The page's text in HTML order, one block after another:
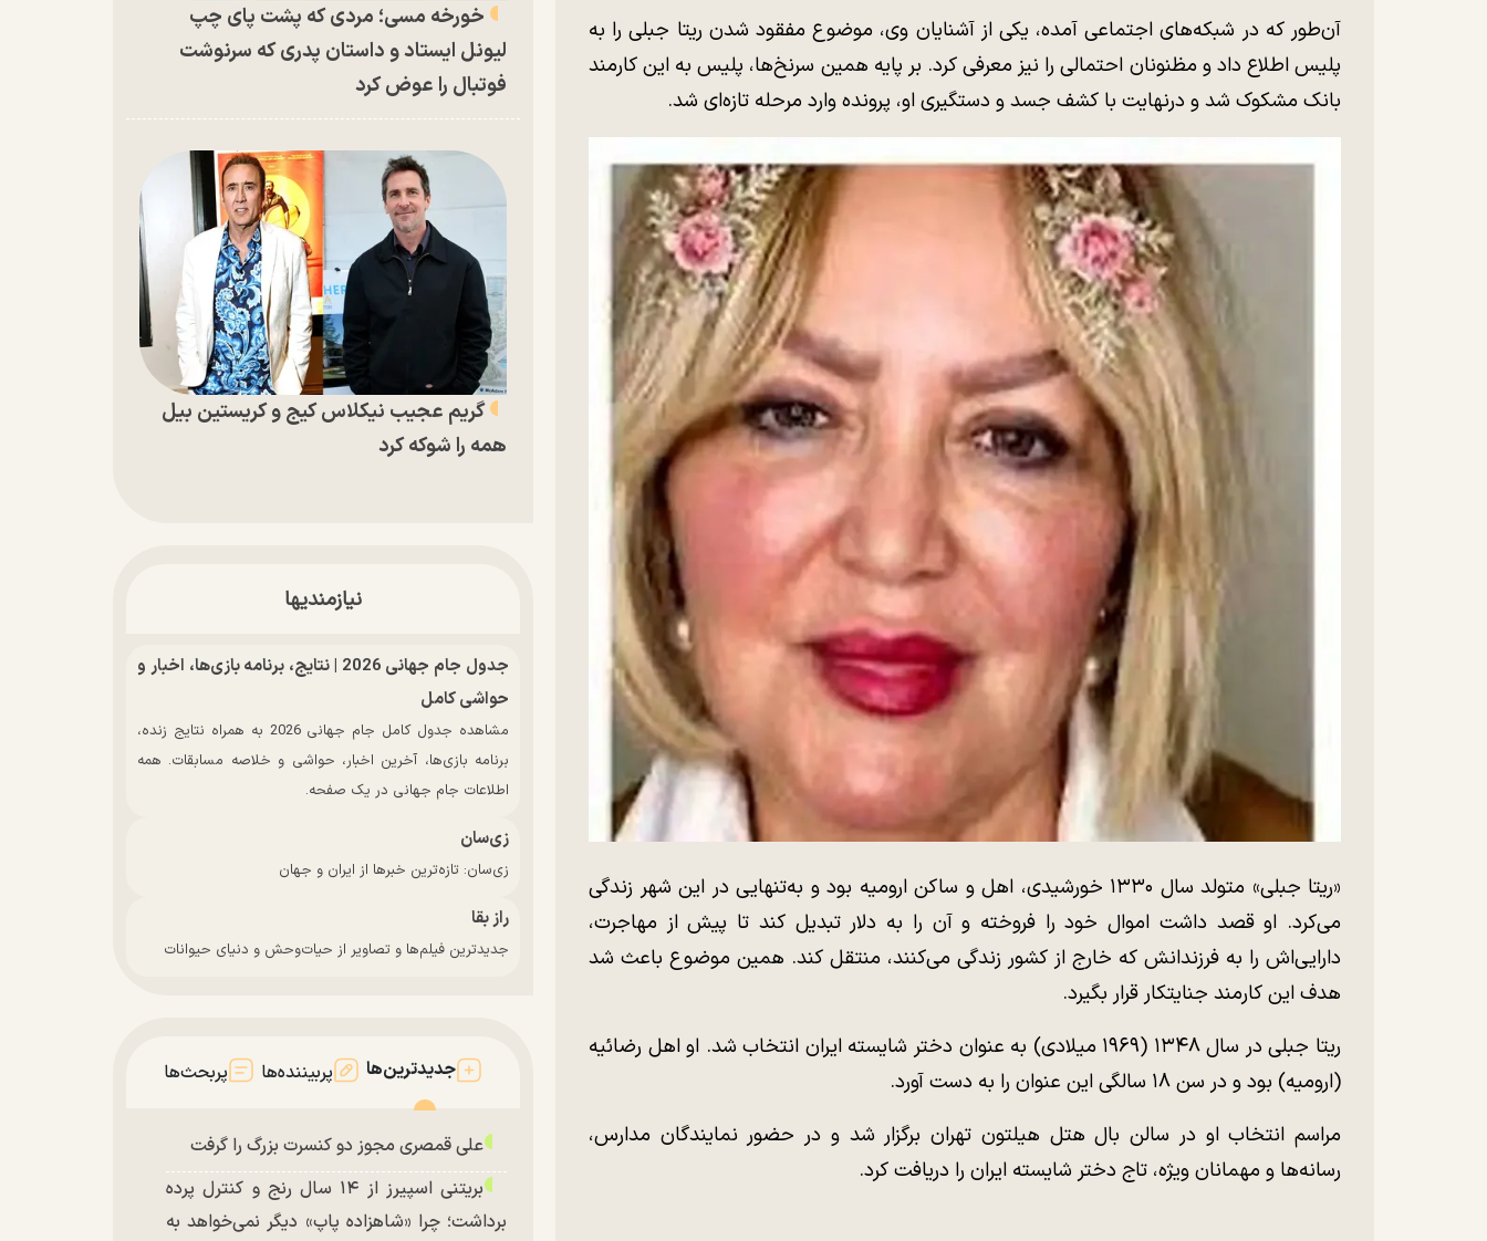
آن‌طور که در شبکه‌های اجتماعی آمده، یکی از آشنایان وی، موضوع مفقود شدن ریتا جبلی را به
پلیس اطلاع داد و مظنونان احتمالی را نیز معرفی کرد. بر پایه همین سرنخ‌ها، پلیس به این کارمند
بانک مشکوک شد و درنهایت با کشف جسد و دستگیری او، پرونده وارد مرحله تازه‌ای شد.
«ریتا جبلی» متولد سال ۱۳۳۰ خورشیدی، اهل و ساکن ارومیه بود و به‌تنهایی در این شهر زندگی
می‌کرد. او قصد داشت اموال خود را فروخته و آن را به دلار تبدیل کند تا پیش از مهاجرت،
دارایی‌اش را به فرزندانش که خارج از کشور زندگی می‌کنند، منتقل کند. همین موضوع باعث شد
هدف این کارمند جنایتکار قرار بگیرد.
ریتا جبلی در سال ۱۳۴۸ (۱۹۶۹ میلادی) به عنوان دختر شایسته ایران انتخاب شد. او اهل رضائیه
(ارومیه) بود و در سن ۱۸ سالگی این عنوان را به دست آورد.
مراسم انتخاب او در سالن بال هتل هیلتون تهران برگزار شد و در حضور نمایندگان مدارس،
رسانه‌ها و مهمانان ویژه، تاج دختر شایسته ایران را دریافت کرد.
خورخه مسی؛ مردی که پشت پای چپ
لیونل ایستاد و داستان پدری که سرنوشت
فوتبال را عوض کرد
گریم عجیب نیکلاس کیج و کریستین بیل
همه را شوکه کرد
نیازمندیها
جدول جام جهانی 2026 | نتایج، برنامه بازی‌ها، اخبار و
حواشی کامل
مشاهده جدول کامل جام جهانی 2026 به همراه نتایج زنده،
برنامه بازی‌ها، آخرین اخبار، حواشی و خلاصه مسابقات. همه
اطلاعات جام جهانی در یک صفحه.
زی‌سان
زی‌سان: تازه‌ترین خبرها از ایران و جهان
راز بقا
جدیدترین فیلم‌ها و تصاویر از حیات‌وحش و دنیای حیوانات
جدیدترین‌ها پربیننده‌ها پربحث‌ها
علی قمصری مجوز دو کنسرت بزرگ را گرفت
بریتنی اسپیرز از ۱۴ سال رنج و کنترل پرده
برداشت؛ چرا «شاهزاده پاپ» دیگر نمی‌خواهد به